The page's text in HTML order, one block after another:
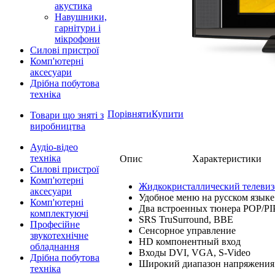
акустика
Навушники,
гарнітури і
мікрофони
Силові пристрої
Комп'ютерні
аксесуари
Дрібна побутова
техніка
Товари що зняті з
виробництва
Аудіо-відео
техніка
Силові пристрої
Комп'ютерні
аксесуари
Комп'ютерні
комплектуючі
Професійне
звукотехнічне
обладнання
Дрібна побутова
техніка
ПорівнятиКупити
Опис Характеристики
Жидкокристаллический
Удобное меню на русском языке
Два встроенных тюнера POP/
SRS TruSurround, BBE
Сенсорное управление
HD компонентный вход
Входы DVI, VGA, S-Video
Широкий диапазон